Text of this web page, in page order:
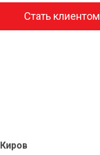
Стать клиентом
Киров